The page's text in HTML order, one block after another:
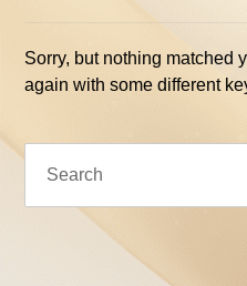
Sorry, but nothing matched
again with some different